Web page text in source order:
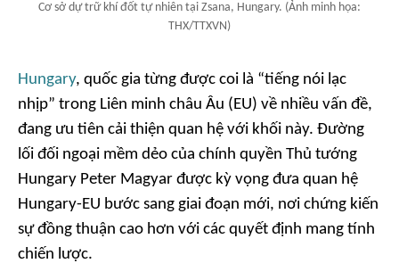
Cơ sở dự trữ khí đốt tự nhiên tại Zsana, Hungary. (Ảnh minh họa:
THX/TTXVN)
Hungary, quốc gia từng được coi là “tiếng nói lạc
nhịp” trong Liên minh châu Âu (EU) về nhiều vấn đề,
đang ưu tiên cải thiện quan hệ với khối này. Đường
lối đối ngoại mềm dẻo của chính quyền Thủ tướng
Hungary Peter Magyar được kỳ vọng đưa quan hệ
Hungary-EU bước sang giai đoạn mới, nơi chứng kiến
sự đồng thuận cao hơn với các quyết định mang tính
chiến lược.